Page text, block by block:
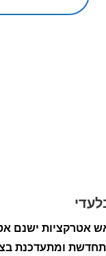
אטרקציות ישנם
ומתעדכנת